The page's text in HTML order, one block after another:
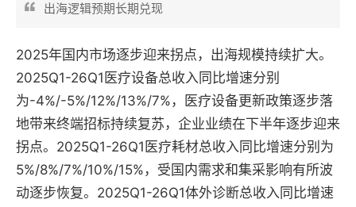
出海逻辑预期长期兑现
2025年国内市场逐步迎来拐点，出海规模持续扩大。
2025Q1-26Q1医疗设备总收入同比增速分别
为-4%/-5%/12%/13%/7%，医疗设备更新政策逐步落
地带来终端招标持续复苏，企业业绩在下半年逐步迎来
拐点。2025Q1-26Q1医疗耗材总收入同比增速分别为
5%/8%/7%/10%/15%，受国内需求和集采影响有所波
动逐步恢复。2025Q1-26Q1体外诊断总收入同比增速